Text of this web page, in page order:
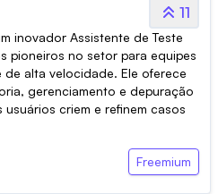
11
inovador Assistente de Teste
pioneiros no setor para equipes
alta velocidade. Ele oferece
gerenciamento e depuração
criem e refinem casos
Freemium